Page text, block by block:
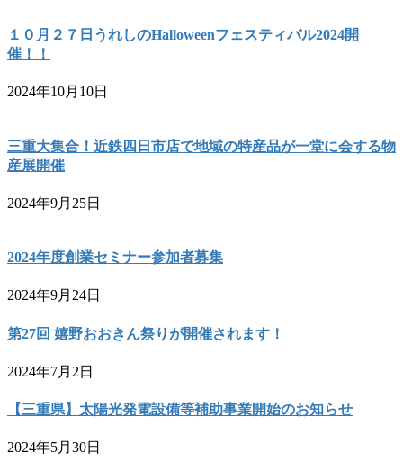
１０月２７日うれしのHalloweenフェスティバル2024開
催！！
2024年10月10日
三重大集合！近鉄四日市店で地域の特産品が一堂に会する物
産展開催
2024年9月25日
2024年度創業セミナー参加者募集
2024年9月24日
第27回 嬉野おおきん祭りが開催されます！
2024年7月2日
【三重県】太陽光発電設備等補助事業開始のお知らせ
2024年5月30日